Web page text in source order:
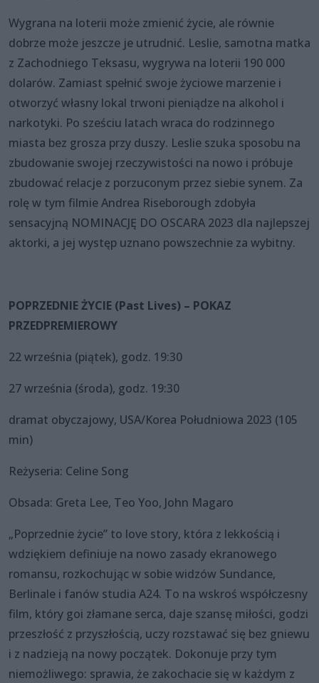
Wygrana na loterii może zmienić życie, ale równie
dobrze może jeszcze je utrudnić. Leslie, samotna matka
z Zachodniego Teksasu, wygrywa na loterii 190 000
dolarów. Zamiast spełnić swoje życiowe marzenie i
otworzyć własny lokal trwoni pieniądze na alkohol i
narkotyki. Po sześciu latach wraca do rodzinnego
miasta bez grosza przy duszy. Leslie szuka sposobu na
zbudowanie swojej rzeczywistości na nowo i próbuje
zbudować relacje z porzuconym przez siebie synem. Za
rolę w tym filmie Andrea Riseborough zdobyła
sensacyjną NOMINACJĘ DO OSCARA 2023 dla najlepszej
aktorki, a jej występ uznano powszechnie za wybitny.
POPRZEDNIE ŻYCIE (Past Lives) – POKAZ
PRZEDPREMIEROWY
22 września (piątek), godz. 19:30
27 września (środa), godz. 19:30
dramat obyczajowy, USA/Korea Południowa 2023 (105
min)
Reżyseria: Celine Song
Obsada: Greta Lee, Teo Yoo, John Magaro
„Poprzednie życie” to love story, która z lekkością i
wdziękiem definiuje na nowo zasady ekranowego
romansu, rozkochując w sobie widzów Sundance,
Berlinale i fanów studia A24. To na wskroś współczesny
film, który goi złamane serca, daje szansę miłości, godzi
przeszłość z przyszłością, uczy rozstawać się bez gniewu
i z nadzieją na nowy początek. Dokonuje przy tym
niemożliwego: sprawia, że zakochacie się w każdym z